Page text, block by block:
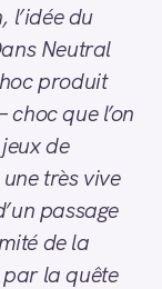
l’idée du
Neutral
produit
choc que l’on
de
très vive
passage
de la
par la quête